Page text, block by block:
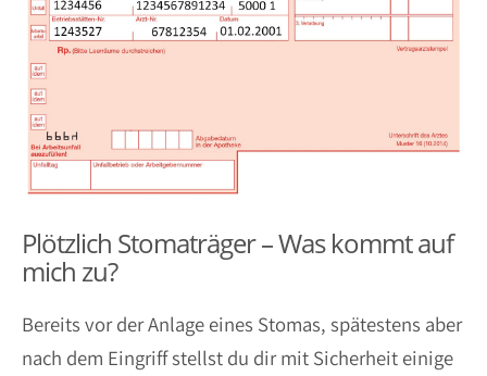
Plötzlich Stomaträger – Was kommt auf
mich zu?
Bereits vor der Anlage eines Stomas, spätestens aber
nach dem Eingriff stellst du dir mit Sicherheit einige